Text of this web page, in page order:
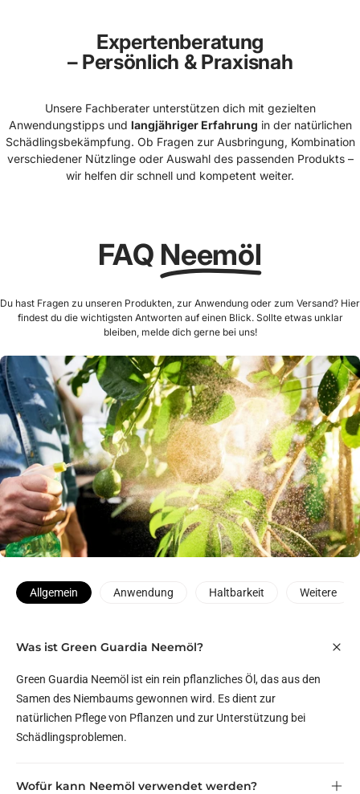
Expertenberatung
– Persönlich & Praxisnah
Unsere Fachberater unterstützen dich mit gezielten
Anwendungstipps und langjähriger Erfahrung in der natürlichen
Schädlingsbekämpfung. Ob Fragen zur Ausbringung, Kombination
verschiedener Nützlinge oder Auswahl des passenden Produkts –
wir helfen dir schnell und kompetent weiter.
FAQ Neemöl
Du hast Fragen zu unseren Produkten, zur Anwendung oder zum Versand? Hier
findest du die wichtigsten Antworten auf einen Blick. Sollte etwas unklar
bleiben, melde dich gerne bei uns!
Allgemein Anwendung Haltbarkeit Weitere
Was ist Green Guardia Neemöl?
Green Guardia Neemöl ist ein rein pflanzliches Öl, das aus den
Samen des Niembaums gewonnen wird. Es dient zur
natürlichen Pflege von Pflanzen und zur Unterstützung bei
Schädlingsproblemen.
Wofür kann Neemöl verwendet werden?